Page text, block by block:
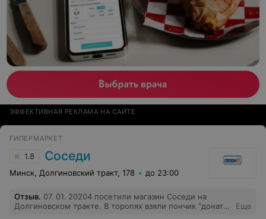
ЭФФЕКТИВНАЯ РЕКЛАМА НА САЙТЕ
ГИПЕРМАРКЕТ
1.8 Соседи
Минск, Долгиновский тракт, 178 до 23:00
Отзыв. 07. 01. 20204 посетили магазин Соседи на
Долгиновском тракте. В торопях взяли пончик "донат"
Еще